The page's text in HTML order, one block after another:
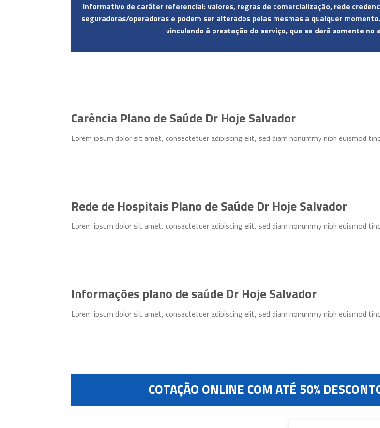
Informativo de caráter referencial: valores, regras de comercialização, rede
seguradoras/operadoras e podem ser alterados pelas mesmas a qualquer
vinculando à prestação do serviço, que se dará somente
Carência Plano de Saúde Dr Hoje Salvador
Lorem ipsum dolor sit amet, consectetuer adipiscing elit, sed diam nonummy nibh euismod
Rede de Hospitais Plano de Saúde Dr Hoje Salvador
Lorem ipsum dolor sit amet, consectetuer adipiscing elit, sed diam nonummy nibh euismod
Informações plano de saúde Dr Hoje Salvador
Lorem ipsum dolor sit amet, consectetuer adipiscing elit, sed diam nonummy nibh euismod
COTAÇÃO ONLINE COM ATÉ 50%